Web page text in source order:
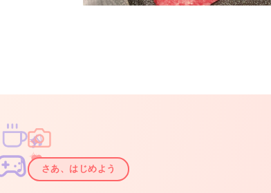
✦
✦
✧
✧
♪
♫
さあ、はじめよう